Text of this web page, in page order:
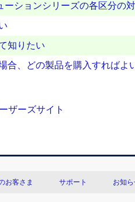
ーションシリーズの各区分の
知りたい
合、どの製品を購入すればよ
お客さま サポート お知